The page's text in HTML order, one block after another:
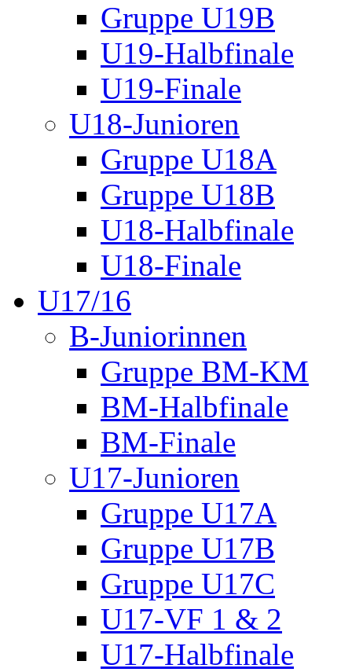
Gruppe U19B
U19-Halbfinale
U19-Finale
U18-Junioren
Gruppe U18A
Gruppe U18B
U18-Halbfinale
U18-Finale
U17/16
B-Juniorinnen
Gruppe BM-KM
BM-Halbfinale
BM-Finale
U17-Junioren
Gruppe U17A
Gruppe U17B
Gruppe U17C
U17-VF 1 & 2
U17-Halbfinale